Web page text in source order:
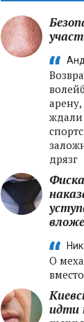
графика
Госдумы
арену,
дрязг
О
идти